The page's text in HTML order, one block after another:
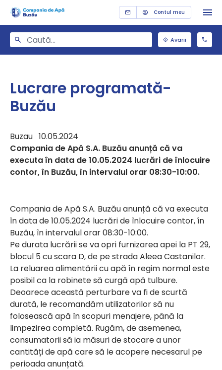
Contul meu
Avarii
Lucrare programată-
Buzău
Buzau 10.05.2024
Compania de Apă S.A. Buzău anunță că va
executa în data de 10.05.2024 lucrări de înlocuire
contor, în Buzău, în intervalul orar 08:30-10:00.
Compania de Apă S.A. Buzău anunță că va executa
în data de 10.05.2024 lucrări de înlocuire contor, în
Buzău, în intervalul orar 08:30-10:00.
Pe durata lucrării se va opri furnizarea apei la PT 29,
blocul 5 cu scara D, de pe strada Aleea Castanilor.
La reluarea alimentării cu apă în regim normal este
posibil ca la robinete să curgă apă tulbure.
Deoarece această perturbare va fi de scurtă
durată, le recomandăm utilizatorilor să nu
folosească apă în scopuri menajere, până la
limpezirea completă. Rugăm, de asemenea,
consumatorii să ia măsuri de stocare a unor
cantități de apă care să le acopere necesarul pe
perioada anunțată.